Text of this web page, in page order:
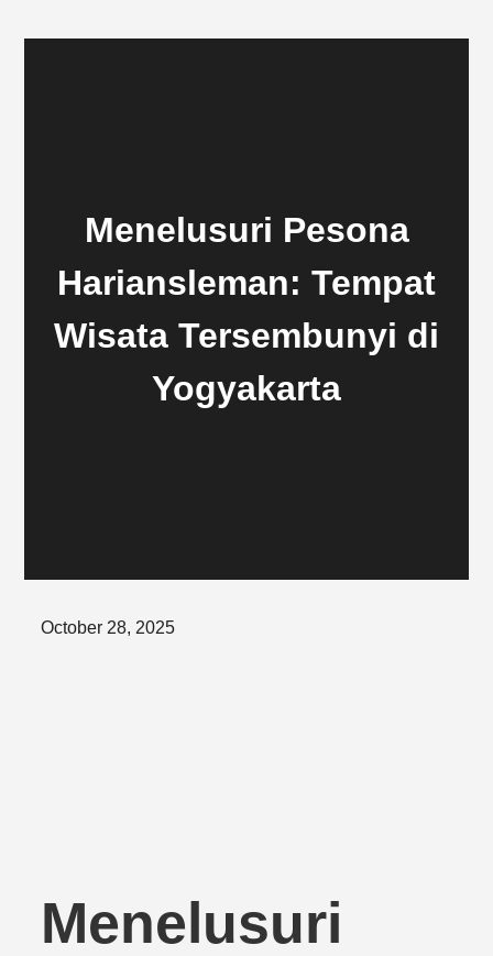
Menelusuri Pesona
Hariansleman: Tempat
Wisata Tersembunyi di
Yogyakarta
Posted
October 28, 2025
Menelusuri